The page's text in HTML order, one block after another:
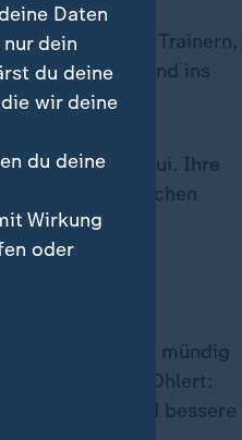
Eltern würden Trainern,
"keinen Sand ins
sagt Bui. Ihre
ihre psychischen
zu erziehen, mündig
Ohlert:
sind und bessere
Daten
dein
du deine
wir deine
du deine
Wirkung
oder